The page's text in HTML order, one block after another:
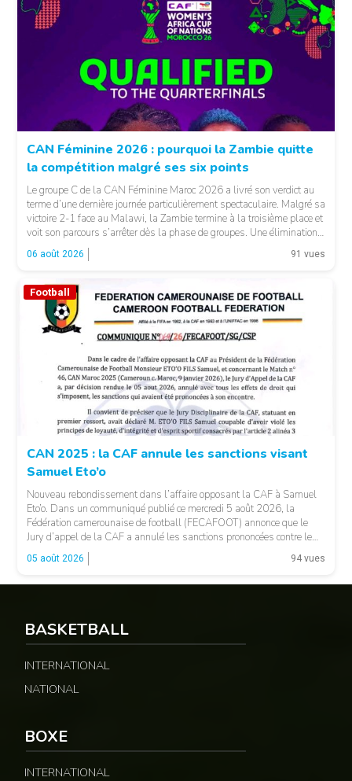
CAN Féminine 2026 : pourquoi la Zambie quitte
la compétition malgré ses six points
Le groupe C de la CAN Féminine Maroc 2026 a livré son verdict au
terme d’une dernière journée particulièrement spectaculaire. Malgré sa
victoire 2-1 face au Malawi, la Zambie termine à la troisième place et
voit son parcours s’arrêter dès la phase de groupes. Une élimination
qui peut surprendre au regard du classement général : […]
06 août 2026 91 vues
Football
CAN 2025 : la CAF annule les sanctions visant
Samuel Eto’o
Nouveau rebondissement dans l’affaire opposant la CAF à Samuel
Eto’o. Dans un communiqué publié ce mercredi 5 août 2026, la
Fédération camerounaise de football (FECAFOOT) annonce que le
Jury d’appel de la CAF a annulé les sanctions prononcées contre le
président de la fédération camerounaise. Le dossier concernait les
incidents survenus lors du match Cameroun-Maroc […]
05 août 2026 94 vues
BASKETBALL
INTERNATIONAL
NATIONAL
BOXE
INTERNATIONAL